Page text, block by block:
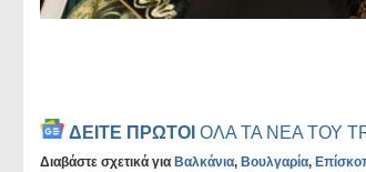
ΔΕΙΤΕ ΠΡΩΤΟΙ ΟΛΑ ΤΑ ΝΕΑ ΤΟΥ
Διαβάστε σχετικά για Βαλκάνια, Βουλγαρία,